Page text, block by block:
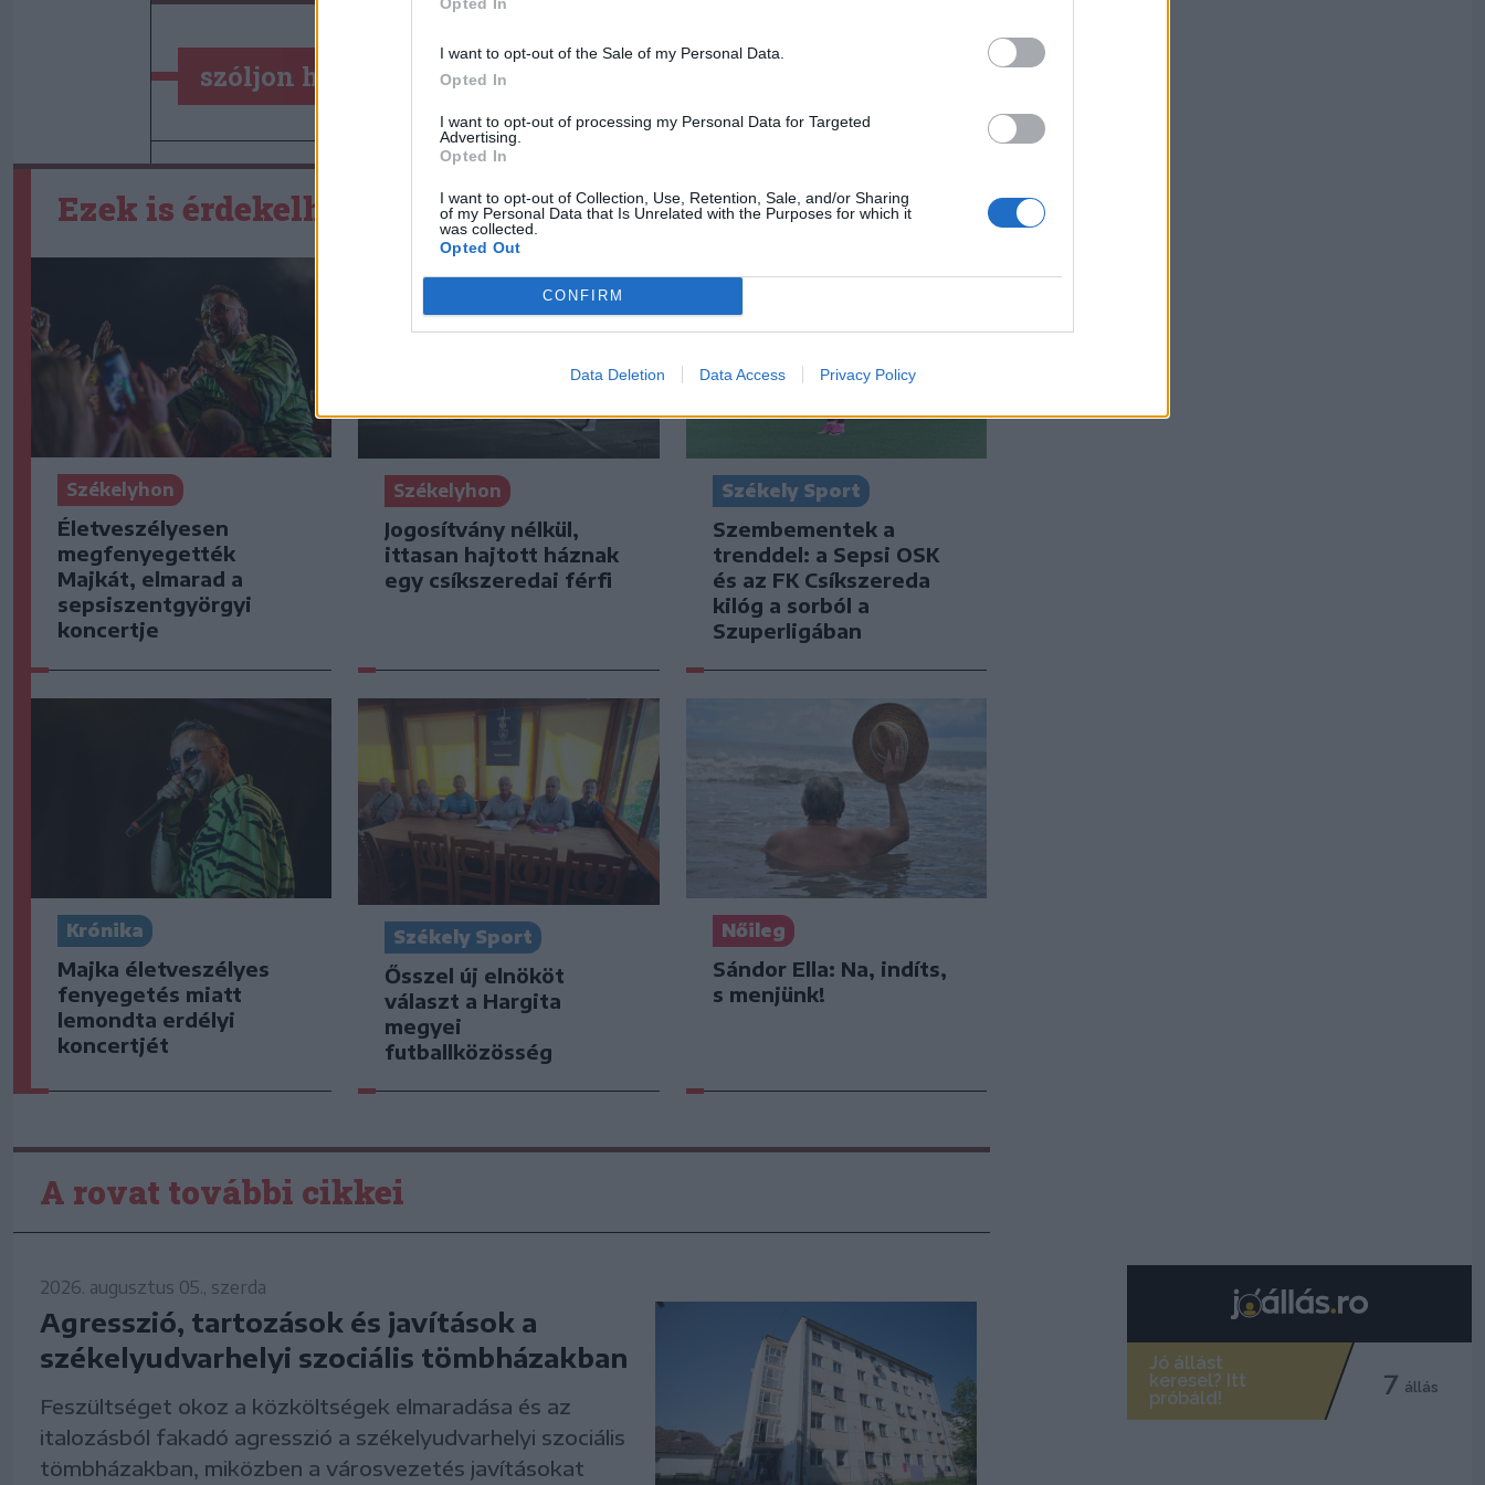
I want to opt-out of the Sale of my Personal Data.
Opted In
I want to opt-out of processing my Personal Data for Targeted
Advertising.
Opted In
I want to opt-out of Collection, Use, Retention, Sale, and/or Sharing
of my Personal Data that Is Unrelated with the Purposes for which it
was collected.
Opted Out
CONFIRM
Data Deletion Data Access Privacy Policy
szóljon hozzá!
Ezek is érdekelhetik
Székelyhon
Életveszélyesen
megfenyegették
Majkát, elmarad a
sepsiszentgyörgyi
koncertje
Székelyhon
Jogosítvány nélkül,
ittasan hajtott háznak
egy csíkszeredai férfi
Székely Sport
Szembementek a
trenddel: a Sepsi OSK
és az FK Csíkszereda
kilóg a sorból a
Szuperligában
Krónika
Majka életveszélyes
fenyegetés miatt
lemondta erdélyi
koncertjét
Székely Sport
Ősszel új elnököt
választ a Hargita
megyei
futballközösség
Nőileg
Sándor Ella: Na, indíts,
s menjünk!
A rovat további cikkei
2026. augusztus 05., szerda
Agresszió, tartozások és javítások a
székelyudvarhelyi szociális tömbházakban
Feszültséget okoz a közköltségek elmaradása és az
italozásból fakadó agresszió a székelyudvarhelyi szociális
tömbházakban, miközben a városvezetés javításokat